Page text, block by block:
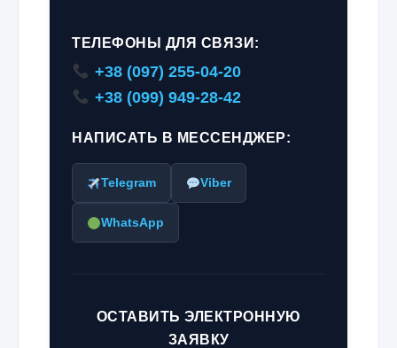
ТЕЛЕФОНЫ ДЛЯ СВЯЗИ:
+38 (097) 255-04-20
+38 (099) 949-28-42
НАПИСАТЬ В МЕССЕНДЖЕР:
Telegram Viber
WhatsApp
ОСТАВИТЬ ЭЛЕКТРОННУЮ
ЗАЯВКУ